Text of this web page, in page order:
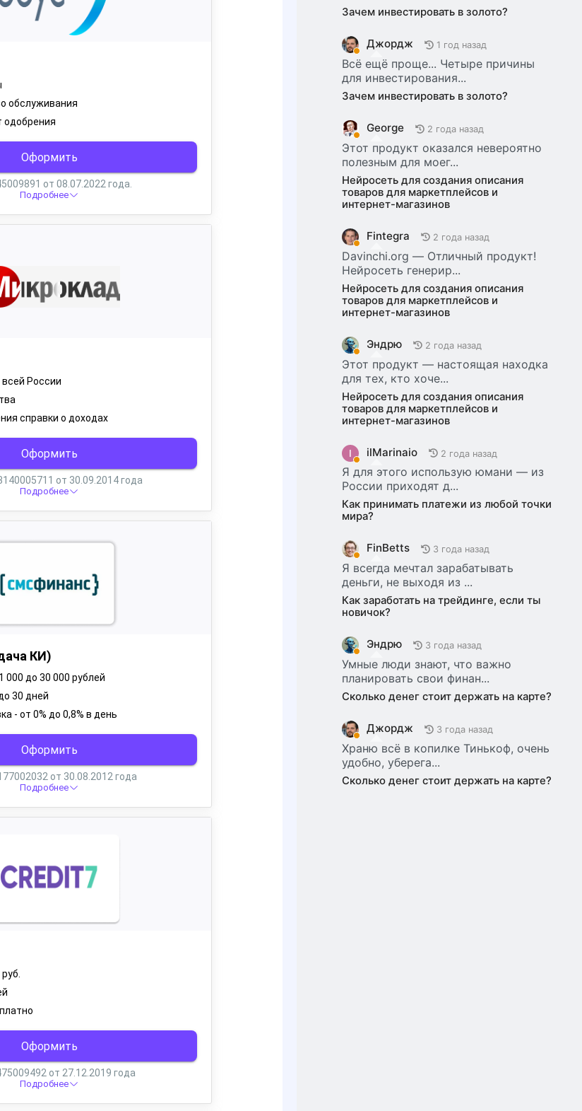
Зачем инвестировать в золото?
Джордж 1 год назад
Всё ещё проще... Четыре причины
для инвестирования...
Зачем инвестировать в золото?
George 2 года назад
Этот продукт оказался невероятно
полезным для моег...
Нейросеть для создания описания
товаров для маркетплейсов и
интернет-магазинов
Fintegra 2 года назад
Davinchi.org — Отличный продукт!
Нейросеть генерир...
Нейросеть для создания описания
товаров для маркетплейсов и
интернет-магазинов
Эндрю 2 года назад
Этот продукт — настоящая находка
для тех, кто хоче...
Нейросеть для создания описания
товаров для маркетплейсов и
интернет-магазинов
I ilMarinaio 2 года назад
Я для этого использую юмани — из
России приходят д...
Как принимать платежи из любой точки
мира?
FinBetts 3 года назад
Я всегда мечтал зарабатывать
деньги, не выходя из ...
Как заработать на трейдинге, если ты
новичок?
Эндрю 3 года назад
Умные люди знают, что важно
планировать свои финан...
Сколько денег стоит держать на карте?
Джордж 3 года назад
Храню всё в копилке Тинькоф, очень
удобно, уберега...
Сколько денег стоит держать на карте?